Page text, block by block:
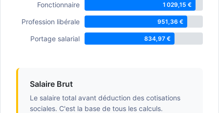
Fonctionnaire 1 029,15 €
Profession libérale 951,36 €
Portage salarial 834,97 €
Salaire Brut
Le salaire total avant déduction des cotisations
sociales. C'est la base de tous les calculs.